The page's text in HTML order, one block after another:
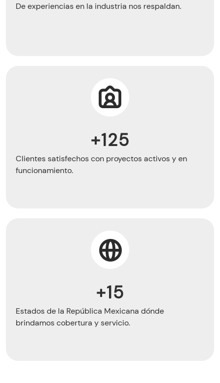
De experiencias en la industria nos respaldan.
+125
Clientes satisfechos con proyectos activos y en
funcionamiento.
+15
Estados de la República Mexicana dónde
brindamos cobertura y servicio.